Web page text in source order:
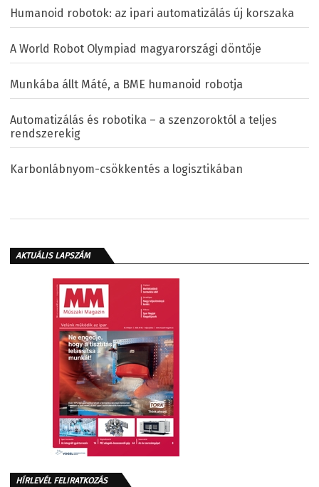
Humanoid robotok: az ipari automatizálás új korszaka
A World Robot Olympiad magyarországi döntője
Munkába állt Máté, a BME humanoid robotja
Automatizálás és robotika – a szenzoroktól a teljes
rendszerekig
Karbonlábnyom-csökkentés a logisztikában
AKTUÁLIS LAPSZÁM
HÍRLEVÉL FELIRATKOZÁS